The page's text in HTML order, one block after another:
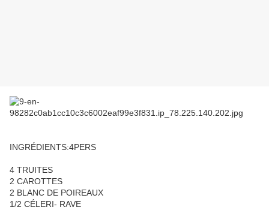
INGRÉDIENTS:4PERS
4 TRUITES
2 CAROTTES
2 BLANC DE POIREAUX
1/2 CÉLERI- RAVE